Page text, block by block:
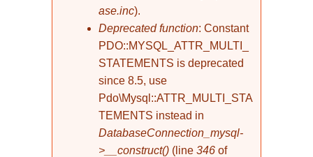
ase.inc).
Deprecated function: Constant
PDO::MYSQL_ATTR_MULTI_
STATEMENTS is deprecated
since 8.5, use
Pdo\Mysql::ATTR_MULTI_STA
TEMENTS instead in
DatabaseConnection_mysql-
>__construct() (line 346 of